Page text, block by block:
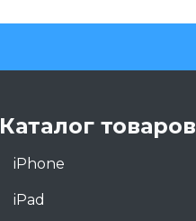
Каталог товаров
iPhone
iPad